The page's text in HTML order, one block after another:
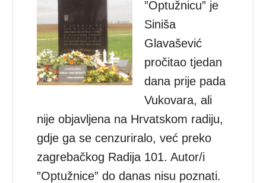
”Optužnicu” je
Siniša
Glavašević
pročitao tjedan
dana prije pada
Vukovara, ali
nije objavljena na Hrvatskom radiju,
gdje ga se cenzuriralo, već preko
zagrebačkog Radija 101. Autor/i
”Optužnice” do danas nisu poznati.